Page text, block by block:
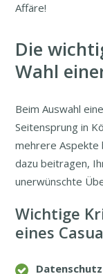
Affäre!
Die
Wahl
Beim Auswahl
Seitensprung in
mehrere Aspekte
dazu beitragen,
unerwünschte
Wichtige
eines